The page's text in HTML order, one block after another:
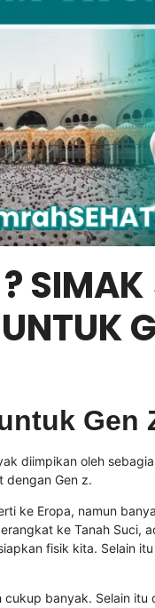
SIMAK
Gen
diimpikan oleh
dengan Gen z.
ke Eropa, namun
ke Tanah Suci,
fisik kita. Selain
banyak. Selain